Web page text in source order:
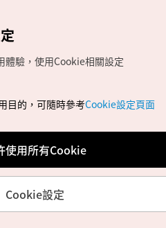
版權所有
來信至官方信箱
體驗，使用Cookie相關設定
目的，可隨時參考Cookie設定頁面
使用所有Cookie
Cookie設定